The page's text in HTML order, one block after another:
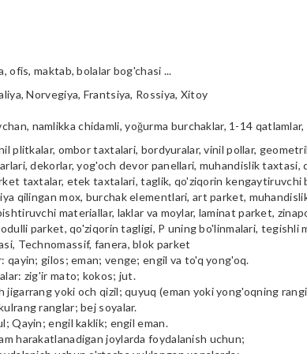
ofis, maktab, bolalar bog'chasi ...
Norvegiya, Frantsiya, Rossiya, Xitoy
namlikka chidamli, yoğurma burchaklar, 1-14 qatlamlar,
plitkalar, ombor taxtalari, bordyuralar, vinil pollar,
dekorlar, yog'och devor panellari, muhandislik taxtasi,
taxtalar, etek taxtalari, taglik, qo'ziqorin kengaytiruvchi
qilingan mox, burchak elementlari, art parket,
materiallar, laklar va moylar, laminat parket,
parket, qo'ziqorin tagligi, P uning bo'linmalari, tegishli
Technomassif, fanera, blok parket
qayin; gilos; eman; venge; engil va to'q yong'oq.
zig'ir mato; kokos; jut.
jigarrang yoki och qizil; quyuq (eman yoki yong'oqning
ranglar; bej soyalar.
Qayin; engil kaklik; engil eman.
harakatlanadigan joylarda foydalanish uchun;